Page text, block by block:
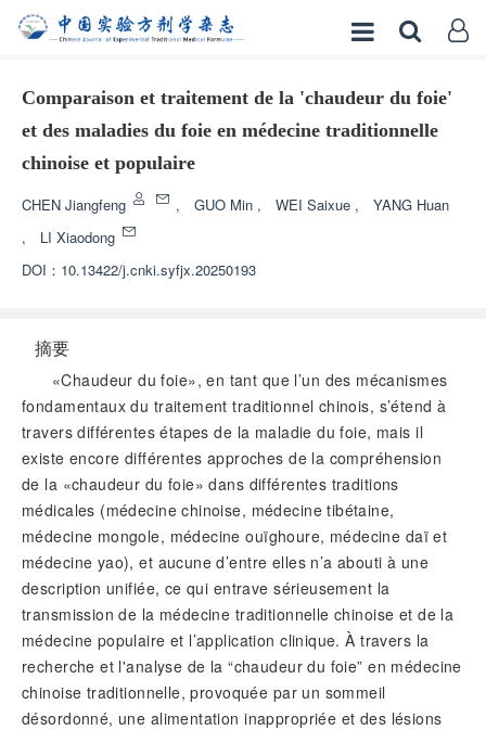
Comparaison et traitement de la 'chaudeur du foie'
et des maladies du foie en médecine traditionnelle
chinoise et populaire
CHEN Jiangfeng , GUO Min , WEI Saixue ,
YANG Huan
,
LI Xiaodong
DOI： 10.13422/j.cnki.syfjx.20250193
摘要
«Chaudeur du foie», en tant que l’un des mécanismes
fondamentaux du traitement traditionnel chinois, s’étend à
travers différentes étapes de la maladie du foie, mais il
existe encore différentes approches de la compréhension
de la «chaudeur du foie» dans différentes traditions
médicales (médecine chinoise, médecine tibétaine,
médecine mongole, médecine ouïghoure, médecine daï et
médecine yao), et aucune d’entre elles n’a abouti à une
description unifiée, ce qui entrave sérieusement la
transmission de la médecine traditionnelle chinoise et de la
médecine populaire et l’application clinique. À travers la
recherche et l'analyse de la “chaudeur du foie” en médecine
chinoise traditionnelle, provoquée par un sommeil
désordonné, une alimentation inappropriée et des lésions